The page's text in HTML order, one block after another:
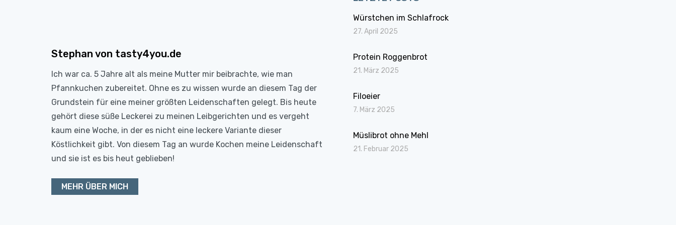
Stephan von tasty4you.de
Ich war ca. 5 Jahre alt als meine Mutter mir beibrachte, wie man
Pfannkuchen zubereitet. Ohne es zu wissen wurde an diesem Tag der
Grundstein für eine meiner größten Leidenschaften gelegt. Bis heute
gehört diese süße Leckerei zu meinen Leibgerichten und es vergeht
kaum eine Woche, in der es nicht eine leckere Variante dieser
Köstlichkeit gibt. Von diesem Tag an wurde Kochen meine Leidenschaft
und sie ist es bis heut geblieben!
MEHR ÜBER MICH
Würstchen im Schlafrock
27. April 2025
Protein Roggenbrot
21. März 2025
Filoeier
7. März 2025
Müslibrot ohne Mehl
21. Februar 2025